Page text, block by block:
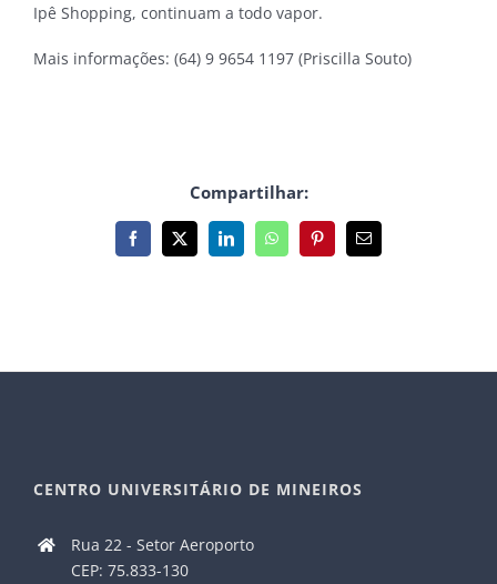
Ipê Shopping, continuam a todo vapor.
Mais informações: (64) 9 9654 1197 (Priscilla Souto)
Compartilhar:
Facebook
X LinkedInWhatsAppPinterest
E-
mail
CENTRO UNIVERSITÁRIO DE MINEIROS
Rua 22 - Setor Aeroporto
CEP: 75.833-130